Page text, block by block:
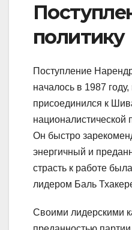
политику
Поступление
началось в 1987 году,
присоединился к
Он быстро
энергичный и
страсть к работе
лидером Баль
Своими лидерскими